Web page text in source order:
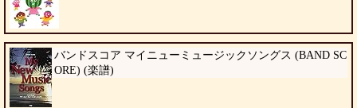
バンドスコア マイニューミュージックソングス (BAND SC
ORE) (楽譜)